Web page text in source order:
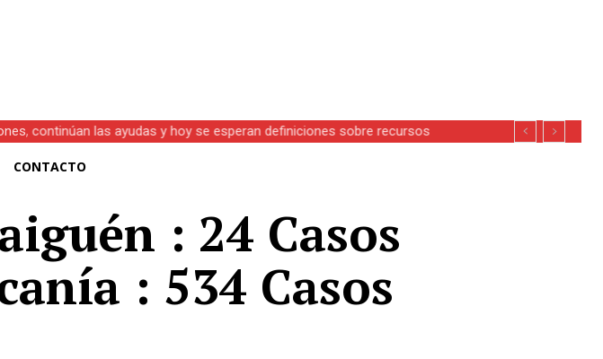
continúan las ayudas y hoy se esperan definiciones sobre recursos
CONTACTO
: 24 Casos
: 534 Casos